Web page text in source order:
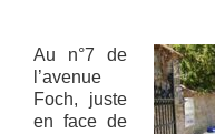
Au n°7 de
l’avenue
Foch, juste
en face de